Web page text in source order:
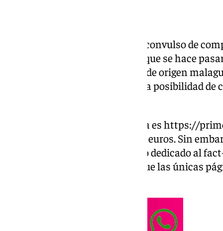
Aunque la Navidad y el periodo convulso de
paran. Una de las últimas esta que se hace
cosméticos Primor, la empresa de origen
en una página web que ofrecía la posibilidad
El enlace a la página de la estafa es https://
ofrece perfumes por valor de 60 euros. Sin
confirmado a ‘Newtral’, el medio dedicado al
estafa. Desde Primor señalan que las únicas